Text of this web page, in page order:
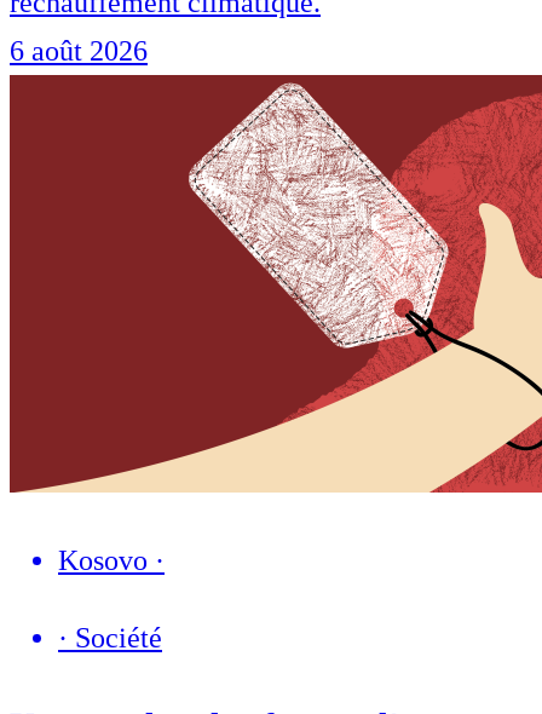
6 août 2026
Kosovo ·
· Société